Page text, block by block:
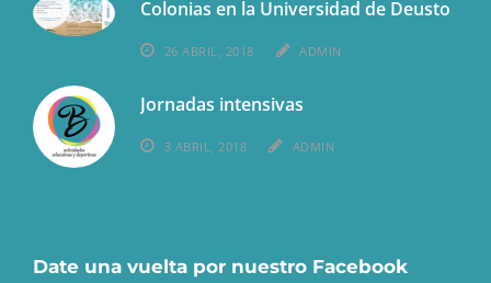
Colonias en la Universidad de Deusto
26 ABRIL, 2018 ADMIN
Jornadas intensivas
3 ABRIL, 2018 ADMIN
Date una vuelta por nuestro Facebook